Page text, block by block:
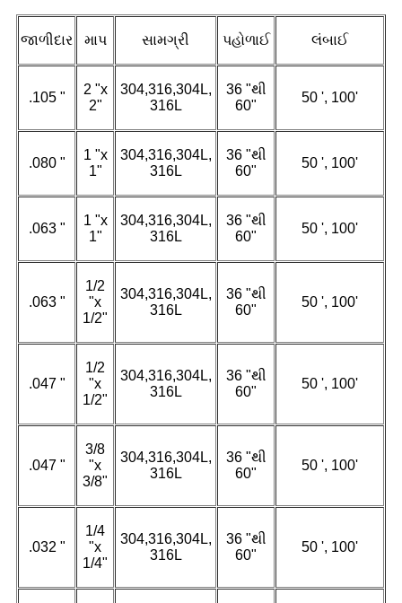
જાળીદાર માપ સામગ્રી પહોળાઈ લંબાઈ
.105 "
2 "x
2"
304,316,304L,
316L
36 "થી
60"
50 ', 100'
.080 "
1 "x
1"
304,316,304L,
316L
36 "થી
60"
50 ', 100'
.063 "
1 "x
1"
304,316,304L,
316L
36 "થી
60"
50 ', 100'
.063 "
1/2
"x
1/2"
304,316,304L,
316L
36 "થી
60"
50 ', 100'
.047 "
1/2
"x
1/2"
304,316,304L,
316L
36 "થી
60"
50 ', 100'
.047 "
3/8
"x
3/8"
304,316,304L,
316L
36 "થી
60"
50 ', 100'
.032 "
1/4
"x
1/4"
304,316,304L,
316L
36 "થી
60"
50 ', 100'